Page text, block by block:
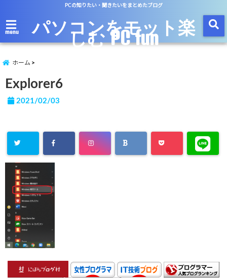
PCの知りたい・聞きたいをまとめたブログ
menu パソコンをモット楽
しむ PC fun
ホーム
Explorer6
2021/02/03